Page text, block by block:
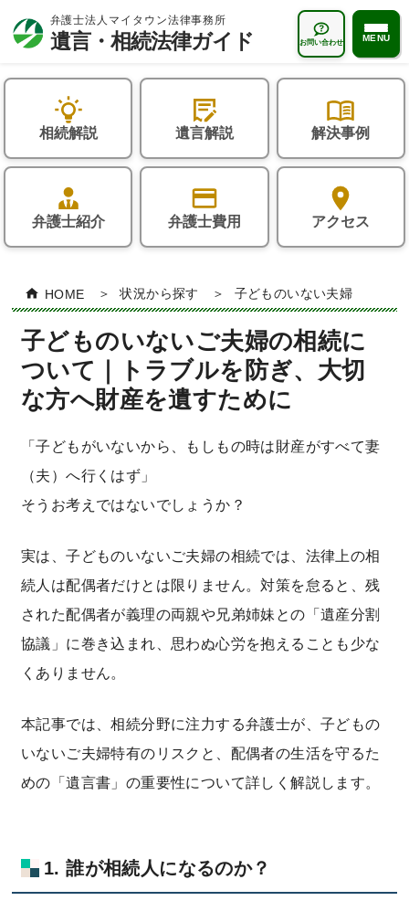
お問い合わせ MENU
遺言・相続法律ガイドTOP
状況から探す
お子様のいないご夫婦
再婚家庭の方
遺言書はなぜ必要か？
遺言書の書き方
「遺言執行者」とは？
遺言書作成サポート
相続解説
誰が相続人になるの？
相続の手続き・方法
遺留分とは？
寄与分とは？
相続欠格・相続廃除
相続人調査
相続財産調査
贈与・遺贈
限定承認とは？
遺産整理
相続一般について
相続人について
相続財産について
寄与分・特別受益について
解決事例
相続コラム
相続無料相談会
弁護士紹介
弁護士費用
二俣川事務所
新横浜事務所
茅ヶ崎事務所
金沢文庫事務所
メールでのお問い合わせ
電話する（0120-918-862）
相続解説 遺言解説 解決事例
弁護士紹介 弁護士費用 アクセス
HOME 状況から探す 子どものいない夫婦
子どものいないご夫婦の相続に
ついて｜トラブルを防ぎ、大切
な方へ財産を遺すために
「子どもがいないから、もしもの時は財産がすべて妻
（夫）へ行くはず」
そうお考えではないでしょうか？
実は、子どものいないご夫婦の相続では、法律上の相
続人は配偶者だけとは限りません。対策を怠ると、残
された配偶者が義理の両親や兄弟姉妹との「遺産分割
協議」に巻き込まれ、思わぬ心労を抱えることも少な
くありません。
本記事では、相続分野に注力する弁護士が、子どもの
いないご夫婦特有のリスクと、配偶者の生活を守るた
めの「遺言書」の重要性について詳しく解説します。
1. 誰が相続人になるのか？